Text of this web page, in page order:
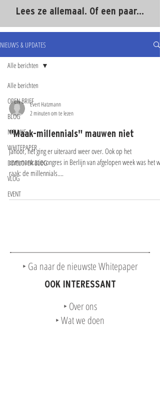
Lees ze allemaal. Of een paar...
NIEUWS & UPDATES
Alle berichten
OPEN BRIEF
BLOG
NIEUWS
WHITEPAPER
DEVELOPER BLOG
VLOG
EVENT
Alle berichten
Evert Hatzmann
2 minuten om te lezen
"Maak-millennials"​ mauwen niet
Jahoor, het ging er uiteraard weer over. Ook op het
communicatiecongres in Berlijn van afgelopen week was het
raak: de millennials....
‣ Ga naar de nieuwste Whitepaper
OOK INTERESSANT
‣ Over ons
‣ Wat we doen